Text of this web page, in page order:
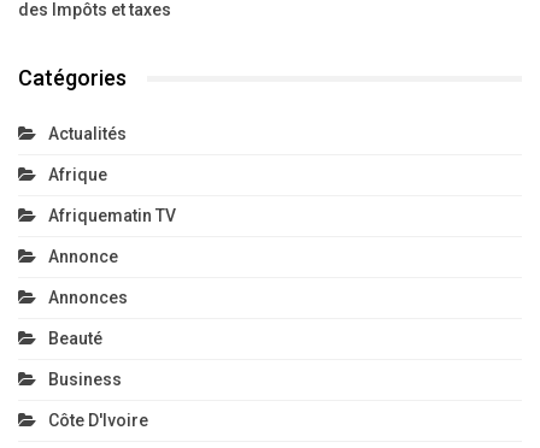
des Impôts et taxes
Catégories
Actualités
Afrique
Afriquematin TV
Annonce
Annonces
Beauté
Business
Côte D'Ivoire